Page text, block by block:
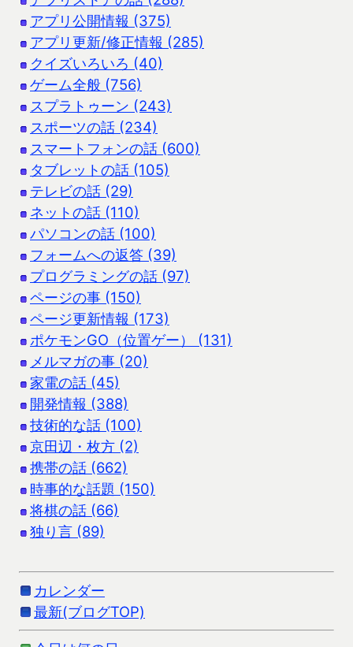
アプリ公開情報 (375)
アプリ更新/修正情報 (285)
クイズいろいろ (40)
ゲーム全般 (756)
スプラトゥーン (243)
スポーツの話 (234)
スマートフォンの話 (600)
タブレットの話 (105)
テレビの話 (29)
ネットの話 (110)
パソコンの話 (100)
フォームへの返答 (39)
プログラミングの話 (97)
ページの事 (150)
ページ更新情報 (173)
ポケモンGO（位置ゲー） (131)
メルマガの事 (20)
家電の話 (45)
開発情報 (388)
技術的な話 (100)
京田辺・枚方 (2)
携帯の話 (662)
時事的な話題 (150)
将棋の話 (66)
独り言 (89)
カレンダー
最新(ブログTOP)